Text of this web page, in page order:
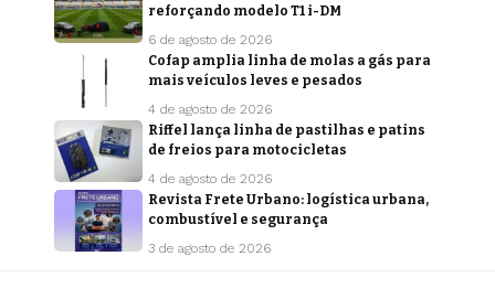
reforçando modelo T1 i-DM
6 de agosto de 2026
Cofap amplia linha de molas a gás para
mais veículos leves e pesados
4 de agosto de 2026
Riffel lança linha de pastilhas e patins
de freios para motocicletas
4 de agosto de 2026
Revista Frete Urbano: logística urbana,
combustível e segurança
3 de agosto de 2026